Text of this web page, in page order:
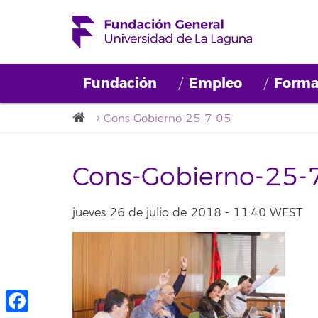
Fundación Empleo
Cons-Gobierno-25-7-05
Cons-Gobierno-25-
jueves 26 de julio de 2018 - 11:40 WEST